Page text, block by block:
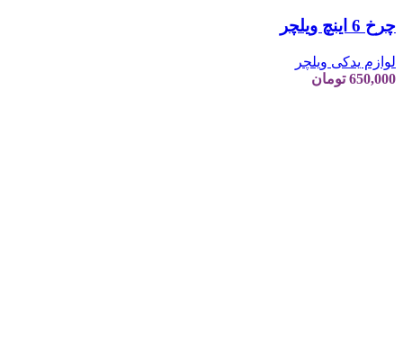
چرخ 6 اینچ ویلچر
لوازم یدکی ویلچر
650,000 تومان